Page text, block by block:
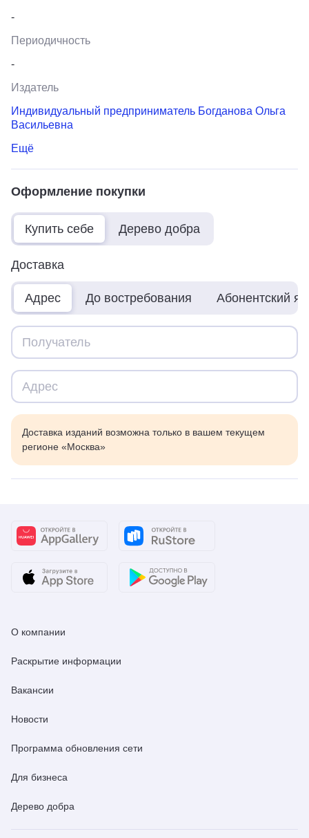
-
Периодичность
-
Издатель
Индивидуальный предприниматель Богданова Ольга
Васильевна
Ещё
Оформление покупки
Купить себе Дерево добра
Доставка
Адрес До востребования Абонентский
Доставка изданий возможна только в вашем текущем
регионе «Москва»
О компании
Раскрытие информации
Вакансии
Новости
Программа обновления сети
Для бизнеса
Дерево добра